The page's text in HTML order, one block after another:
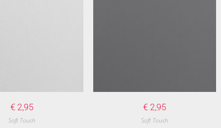
€ 2,95
Soft Touch
€ 2,95
Soft Touch